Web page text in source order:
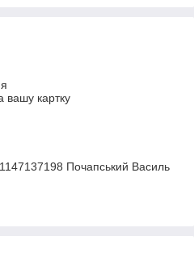
вашу картку
Почапський Василь